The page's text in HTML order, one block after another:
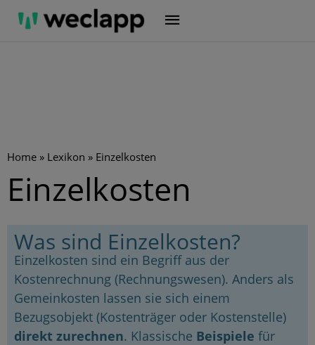
Zum
Inhalt
Home » Lexikon » Einzelkosten
Einzelkosten
Was sind Einzelkosten?
Einzelkosten sind ein Begriff aus der
Kostenrechnung (Rechnungswesen). Anders als
Gemeinkosten lassen sie sich einem
Bezugsobjekt (Kostenträger oder Kostenstelle)
direkt zurechnen. Klassische Beispiele für